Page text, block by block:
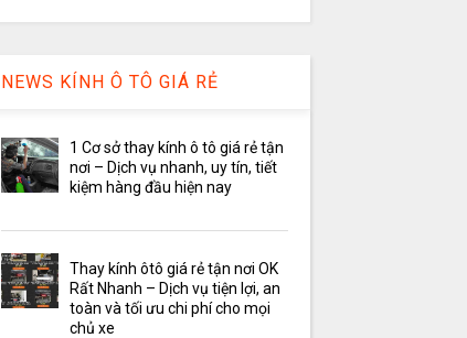
NEWS KÍNH Ô TÔ GIÁ RẺ
1 Cơ sở thay kính ô tô giá rẻ tận
nơi – Dịch vụ nhanh, uy tín, tiết
kiệm hàng đầu hiện nay
Thay kính ôtô giá rẻ tận nơi OK
Rất Nhanh – Dịch vụ tiện lợi, an
toàn và tối ưu chi phí cho mọi
chủ xe